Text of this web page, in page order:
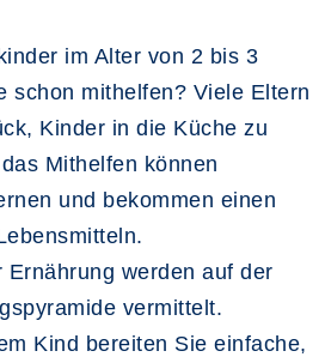
im Alter von 2 bis 3
schon mithelfen? Viele Eltern
Kinder in die Küche zu
Mithelfen können
und bekommen einen
Ernährung werden auf der
vermittelt.
Kind bereiten Sie einfache,